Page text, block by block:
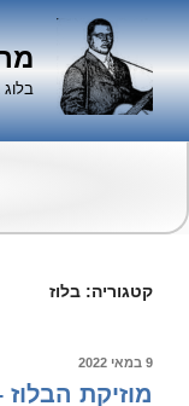
דילוג
לתוכן
מר
קטגוריה: בלוז
פורסם
9 במאי 2022